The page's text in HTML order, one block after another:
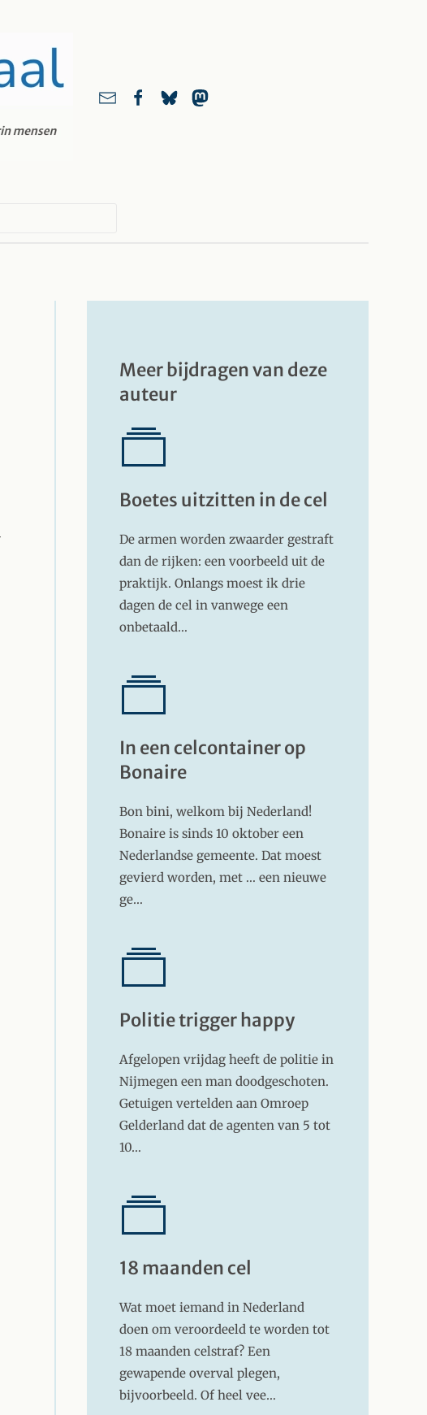
Meer bijdragen van deze
auteur
Boetes uitzitten in de cel
De armen worden zwaarder gestraft
dan de rijken: een voorbeeld uit de
praktijk. Onlangs moest ik drie
dagen de cel in vanwege een
onbetaald…
In een celcontainer op
Bonaire
Bon bini, welkom bij Nederland!
Bonaire is sinds 10 oktober een
Nederlandse gemeente. Dat moest
gevierd worden, met ... een nieuwe
ge…
Politie trigger happy
Afgelopen vrijdag heeft de politie in
Nijmegen een man doodgeschoten.
Getuigen vertelden aan Omroep
Gelderland dat de agenten van 5 tot
10…
18 maanden cel
Wat moet iemand in Nederland
doen om veroordeeld te worden tot
18 maanden celstraf? Een
gewapende overval plegen,
bijvoorbeeld. Of heel vee…